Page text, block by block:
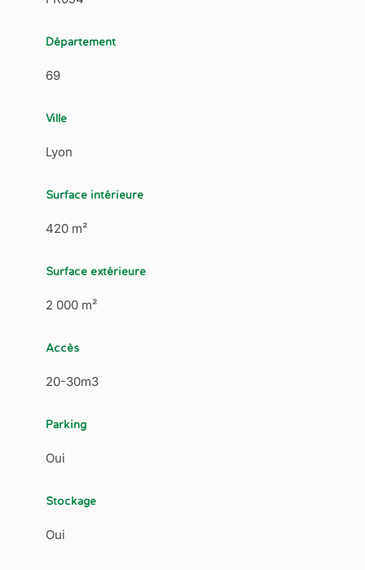
Département
69
Ville
Lyon
Surface intérieure
420 m²
Surface extérieure
2 000 m²
Accès
20-30m3
Parking
Oui
Stockage
Oui